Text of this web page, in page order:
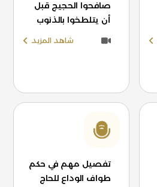
صافحوا الحجيج قبل
أن يتلطخوا بالذنوب
شاهد المزيد
تفصيل مهم في حكم
طواف الوداع للحاج